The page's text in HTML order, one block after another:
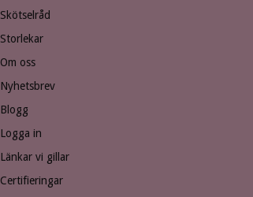
Skötselråd
Storlekar
Om oss
Nyhetsbrev
Blogg
Logga in
Länkar vi gillar
Certifieringar